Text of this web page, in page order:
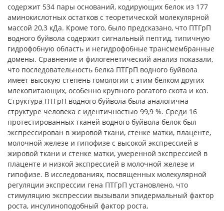
содержит 534 пары оснований, кодирующих белок из 177
аминокислотных остатков с теоретической молекулярной
массой 20,3 кДа. Кроме того, было предсказано, что ПТГрП
водного буйвола содержит сигнальный пептид, типичную
гидрофобную область и негидрофобные трансмембранные
домены. Сравнение и филогенетический анализ показали,
что последовательность белка ПТГрП водного буйвола
имеет высокую степень гомологии с этим белком других
млекопитающих, особенно крупного рогатого скота и коз.
Структура ПТГрП водного буйвола была аналогична
структуре человека с идентичностью 99,9 %. Среди 16
протестированных тканей водного буйвола белок был
экспрессирован в жировой ткани, стенке матки, плаценте,
молочной железе и гипофизе с высокой экспрессией в
жировой ткани и стенке матки, умеренной экспрессией в
плаценте и низкой экспрессией в молочной железе и
гипофизе. В исследованиях, посвященных молекулярной
регуляции экспрессии гена ПТГрП установлено, что
стимуляцию экспрессии вызывали эпидермальный фактор
роста, инсулиноподобный фактор роста,